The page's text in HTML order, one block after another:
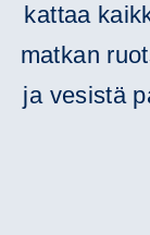
kattaa
matkan
ja vesistä